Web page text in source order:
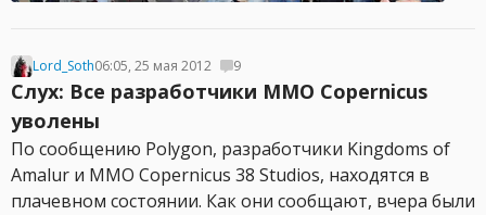
Lord_Soth06:05, 25 мая 2012 9
Слух: Все разработчики MMO Copernicus
уволены
По сообщению Polygon, разработчики Kingdoms of
Amalur и MMO Copernicus 38 Studios, находятся в
плачевном состоянии. Как они сообщают, вчера были